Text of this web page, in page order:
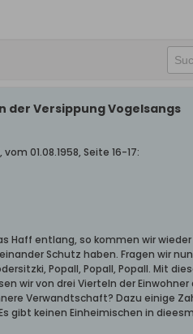
der Versippung Vogelsangs
01.08.1958, Seite 16-17:
Haff entlang, so kommen wir
Schutz haben. Fragen wir
Popall, Popall, Popall. Mit
wir von drei Vierteln der
Verwandtschaft? Dazu einige
gibt keinen Einheimischen in